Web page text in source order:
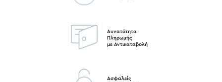
Δυνατότητα
Πληρωμής
με Αντικαταβολή
Ασφαλείς